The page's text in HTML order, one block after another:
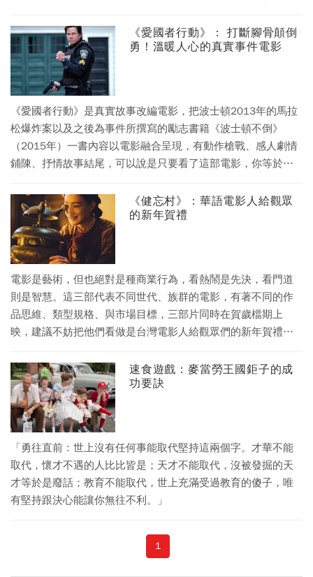
個讓人無法招架、能力與魅力並俱的女人。《愛國者行動》： 打斷腳骨顛倒
勇！溫暖人心的真實事件電影
《愛國者行動》是真實故事改編電影，把波士頓2013年的馬拉
松爆炸案以及之後為事件所撰寫的勵志書籍《波士頓不倒》
（2015年）一書內容以電影融合呈現，有動作槍戰、感人劇情
鋪陳、抒情故事結尾，可以說是只要看了這部電影，你等於掌
《健忘村》：華語電影人給觀眾
的新年賀禮
電影是藝術，但也絕對是種商業行為，看熱鬧是先決，看門道
則是智慧。這三部代表不同世代、族群的電影，有著不同的作
品思維、類型規格、與市場目標，三部片同時在賀歲檔期上
映，建議不妨把他們看做是台灣電影人給觀眾們的新年賀禮，
速食遊戲：麥當勞王國鉅子的成
功要訣
「勇往直前：世上沒有任何事能取代堅持這兩個字。才華不能
取代，懷才不遇的人比比皆是；天才不能取代，沒被發掘的天
才等於是廢話；教育不能取代，世上充滿受過教育的傻子，唯
有堅持跟決心能讓你無往不利。」
1